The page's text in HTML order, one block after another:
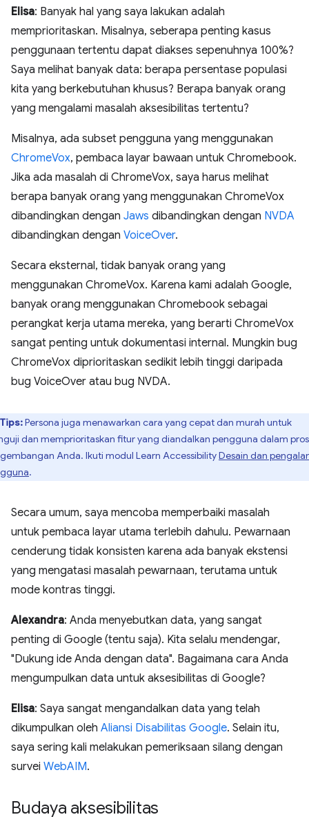
Elisa: Banyak hal yang saya lakukan adalah
memprioritaskan. Misalnya, seberapa penting kasus
penggunaan tertentu dapat diakses sepenuhnya 100%?
Saya melihat banyak data: berapa persentase populasi
kita yang berkebutuhan khusus? Berapa banyak orang
yang mengalami masalah aksesibilitas tertentu?
Misalnya, ada subset pengguna yang menggunakan
ChromeVox, pembaca layar bawaan untuk Chromebook.
Jika ada masalah di ChromeVox, saya harus melihat
berapa banyak orang yang menggunakan ChromeVox
dibandingkan dengan Jaws dibandingkan dengan NVDA
dibandingkan dengan VoiceOver.
Secara eksternal, tidak banyak orang yang
menggunakan ChromeVox. Karena kami adalah Google,
banyak orang menggunakan Chromebook sebagai
perangkat kerja utama mereka, yang berarti ChromeVox
sangat penting untuk dokumentasi internal. Mungkin bug
ChromeVox diprioritaskan sedikit lebih tinggi daripada
bug VoiceOver atau bug NVDA.
Tips:Persona juga menawarkan cara yang cepat dan murah untuk
dan memprioritaskan fitur yang diandalkan pengguna dalam
Anda. Ikuti modul Learn AccessibilityDesain dan
.
Secara umum, saya mencoba memperbaiki masalah
untuk pembaca layar utama terlebih dahulu. Pewarnaan
cenderung tidak konsisten karena ada banyak ekstensi
yang mengatasi masalah pewarnaan, terutama untuk
mode kontras tinggi.
Alexandra: Anda menyebutkan data, yang sangat
penting di Google (tentu saja). Kita selalu mendengar,
"Dukung ide Anda dengan data". Bagaimana cara Anda
mengumpulkan data untuk aksesibilitas di Google?
Elisa: Saya sangat mengandalkan data yang telah
dikumpulkan oleh Aliansi Disabilitas Google. Selain itu,
saya sering kali melakukan pemeriksaan silang dengan
survei WebAIM.
Budaya aksesibilitas